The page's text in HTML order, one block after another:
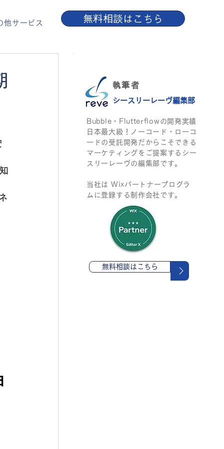
他サービス 無料相談はこちら
執筆者
シースリーレーヴ​編集部
Bubble・Flutterflowの開発実績
日本最大級​！ノーコード・ローコ
ードの受託開発だからこそできる
マーケティングをご提案するシー
スリーレーヴの編集部です。
当社は Wixパートナープログラ
ムに登録する制作会社です。
無料相談はこちら